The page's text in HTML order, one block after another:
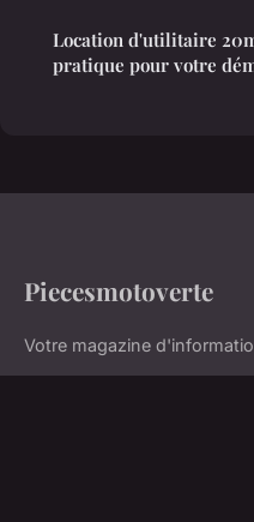
Location d'utilitaire
pratique pour votre
Piecesmotoverte
Votre magazine